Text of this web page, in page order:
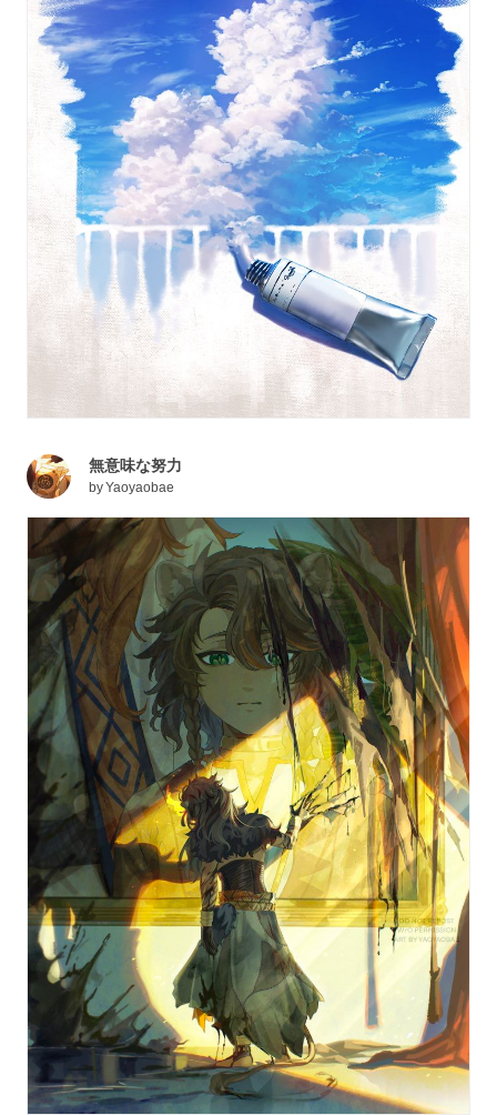
無意味な努力
byYaoyaobae